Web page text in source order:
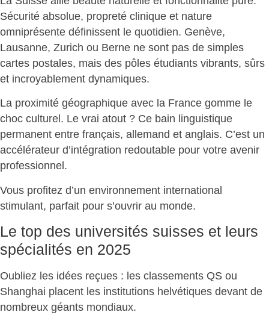
Sécurité absolue, propreté clinique et nature
omniprésente définissent le quotidien. Genève,
Lausanne, Zurich ou Berne ne sont pas de simples
cartes postales, mais des pôles étudiants vibrants, sûrs
et incroyablement dynamiques.
La proximité géographique avec la France gomme le
choc culturel. Le vrai atout ? Ce bain linguistique
permanent entre français, allemand et anglais. C’est un
accélérateur d’intégration redoutable pour votre avenir
professionnel .
Vous profitez d’un environnement international
stimulant, parfait pour s’ouvrir au monde.
Le top des universités suisses et leurs
spécialités en 2025
Oubliez les idées reçues : les classements QS ou
Shanghai placent les institutions helvétiques devant de
nombreux géants mondiaux.